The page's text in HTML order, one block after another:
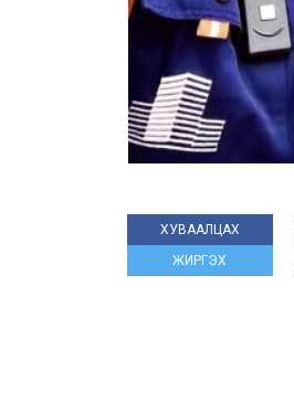
ХУВААЛЦАХ
ЖИРГЭХ